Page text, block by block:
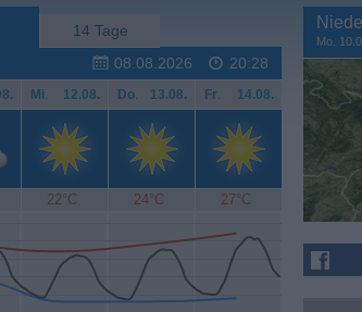
14 Tage
08.08.2026
20:28
Mi. 12.08. Do. 13.08. Fr. 14.08.
22°C 24°C 27°C
Mo.